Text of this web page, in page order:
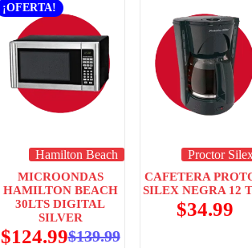
¡OFERTA!
Hamilton Beach
MICROONDAS
HAMILTON BEACH
30LTS DIGITAL
SILVER
$139.99
$124.99
Proctor
CAFETERA
SILEX NEGRA 12
$34.99